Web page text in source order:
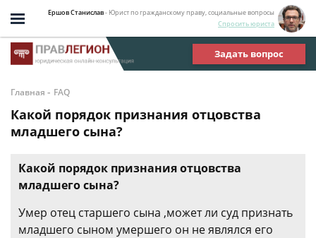
Ершов Станислав- Юрист по гражданскому праву, социальные вопросы
Спросить юриста
Задать вопрос
Главная - FAQ
Какой порядок признания отцовства
младшего сына?
Какой порядок признания отцовства
младшего сына?
Умер отец старшего сына ,может ли суд признать
младшего сыном умершего он не являлся его